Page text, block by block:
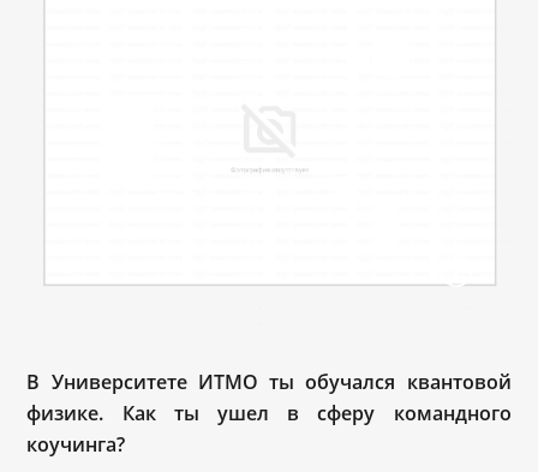
В Университете ИТМО ты обучался квантовой
физике. Как ты ушел в сферу командного
коучинга?